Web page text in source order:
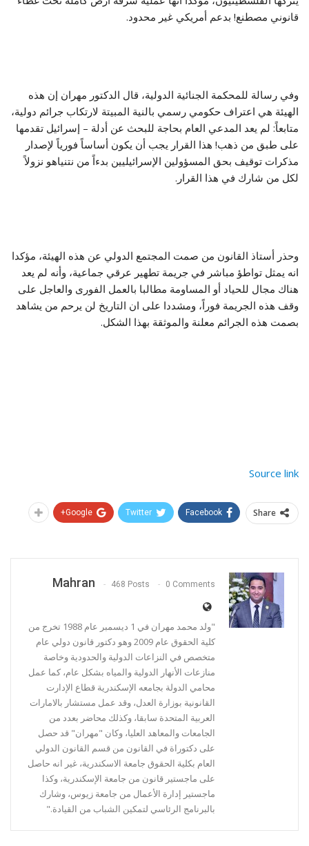
قانوني مصطنع! بدعم أمريكي غير محدود.
وفي رسالة للمحكمة الجنائية الدولية، قال الدكتور مهران إن هذه
الهيئة هي اعتراف حكومي رسمي بالنية المبيتة لارتكاب جرائم دولية،
متابعاً: لم يعد المدعي العام بحاجة للبحث عن أدلة – إسرائيل تقدمها
على طبق من ذهب! هذا القرار يجب أن يكون أساساً فورياً لإصدار
مذكرات توقيف بحق المسؤولين الإسرائيليين بدءاً من نتنياهو نزولاً
لكل من شارك في هذا القرار.
وحذر أستاذ القانون من صمت المجتمع الدولي عن هذه الهيئة، مؤكدا
انه يمثل تواطؤ مباشر في جريمة تطهير عرقي جماعية، وأنه لم يعد
هناك مجال للحياد أو المساومة مطالبا بالعمل الفورى والعاجل على
وقف هذه الجريمة فوراً، ومشددا على ان التاريخ لن يرحم من يشاهد
بصمت هذه الجرائم معلنة والموثقة بهذا الشكل.
Source link
Share
Facebook
Twitter
Google+
Mahran 468 Posts 0 Comments
"ولد محمد مهران في 1 ديسمبر عام 1988 تخرج من
كلية الحقوق عام 2009 وهو دكتور قانون دولي عام
متخصص في النزاعات الدولية والحدودية وخاصة
منازعات الأنهار الدولية والمياه بشكل عام، كما عمل
محامي الدولة بجامعه الإسكندرية قطاع الإدارت
القانونية بوزارة العدل، وقد عمل مستشار بالامارات
العربية المتحدة سابقا، وكذلك محاضر بعدد من
الجامعات والمعاهد العليا، وكان "مهران" قد حصل
على دكتوراة في القانون من قسم القانون الدولي
العام بكلية الحقوق جامعة الاسكندرية، غير انه حاصل
على ماجستير قانون من جامعة الإسكندرية، وكذا
ماجستير إدارة الأعمال من جامعة زيوس، وشارك
بالبرنامج الرئاسي لتمكين الشباب من القيادة."